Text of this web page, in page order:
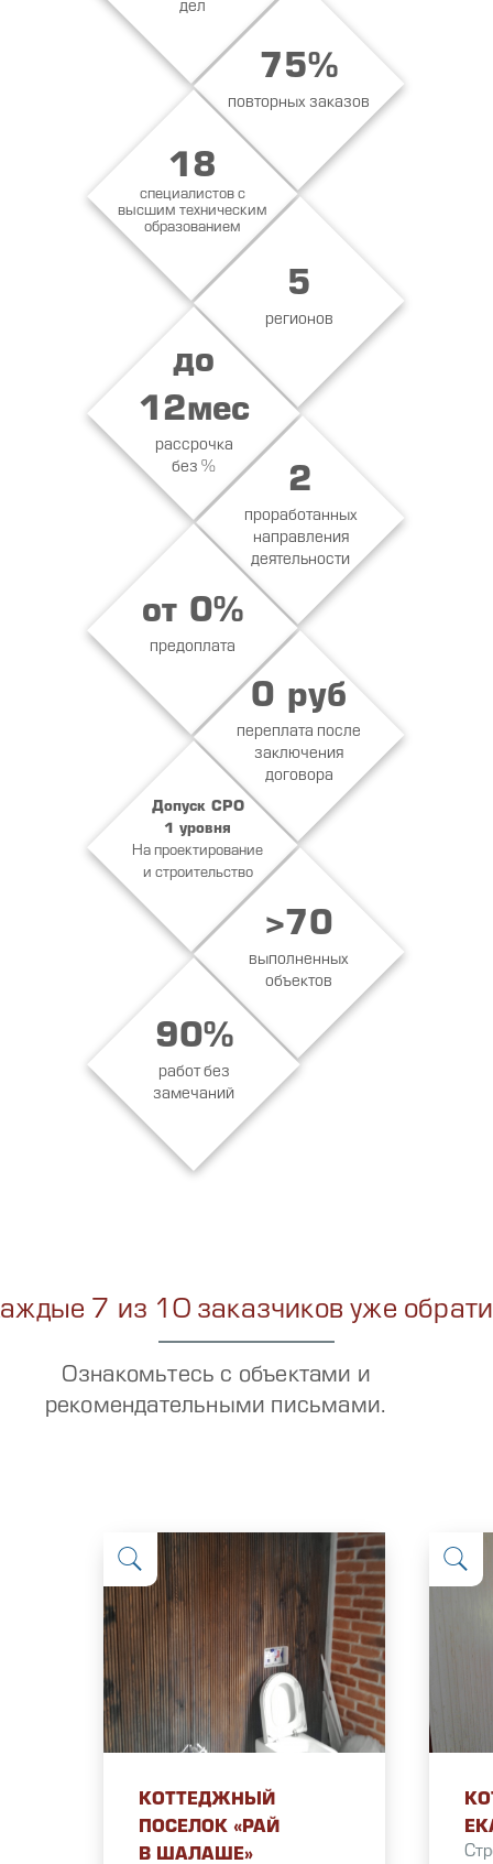
дел
75%
повторных заказов
18
специалистов с
высшим техническим
образованием
5
регионов
до
12мес
рассрочка
без %
2
проработанных
направления
деятельности
от 0%
предоплата
0 руб
переплата после
заключения
договора
Допуск СРО
1 уровня
На проектирование
и строительство
>70
выполненных
объектов
90%
работ без
замечаний
7 из 10 заказчиков уже
Ознакомьтесь с объектами и
рекомендательными письмами.
КОТТЕДЖНЫЙ
ПОСЕЛОК «РАЙ
В ШАЛАШЕ»